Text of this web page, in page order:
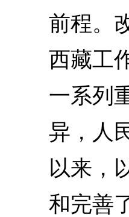
前程。
西藏工
一系列
异，人
以来，
和完善